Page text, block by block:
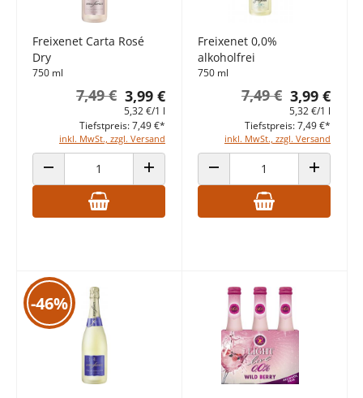
Freixenet Carta Rosé
Dry
750 ml
3,99 €
7,49 €
5,32 €/1 l
inkl. MwSt., zzgl. Versand
Tiefstpreis: 7,49 €*
ANZAHL VERRINGERN ANZAHL ERHÖHEN
Freixenet 0,0%
alkoholfrei
750 ml
3,99 €
7,49 €
5,32 €/1 l
inkl. MwSt., zzgl. Versand
Tiefstpreis: 7,49 €*
ANZAHL VERRINGERN ANZAHL
-46%